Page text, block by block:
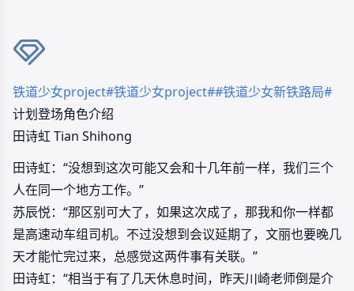
铁道少女project#铁道少女project##铁道少女新铁路局#
计划登场角色介绍
田诗虹 Tian Shihong
田诗虹：“没想到这次可能又会和十几年前一样，我们三个
人在同一个地方工作。”
苏辰悦：“那区别可大了，如果这次成了，那我和你一样都
是高速动车组司机。不过没想到会议延期了，文丽也要晚几
天才能忙完过来，总感觉这两件事有关联。”
田诗虹：“相当于有了几天休息时间，昨天川崎老师倒是介